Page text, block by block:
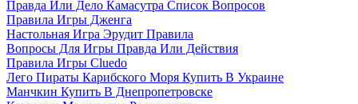
Правда Или Дело Камасутра Список Вопросов
Правила Игры Дженга
Настольная Игра Эрудит Правила
Вопросы Для Игры Правда Или Действия
Правила Игры Cluedo
Лего Пираты Карибского Моря Купить В Украине
Манчкин Купить В Днепропетровске